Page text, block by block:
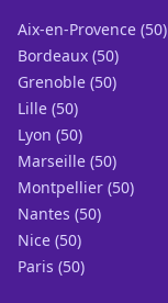
Aix-en-Provence (50)
Bordeaux (50)
Grenoble (50)
Lille (50)
Lyon (50)
Marseille (50)
Montpellier (50)
Nantes (50)
Nice (50)
Paris (50)